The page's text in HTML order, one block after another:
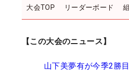
大会TOP リーダーボード
【この大会のニュース】
山下美夢有が今季2勝